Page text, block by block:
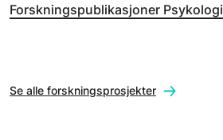
Forskningspublikasjoner Psykologi
Se alle forskningsprosjekter